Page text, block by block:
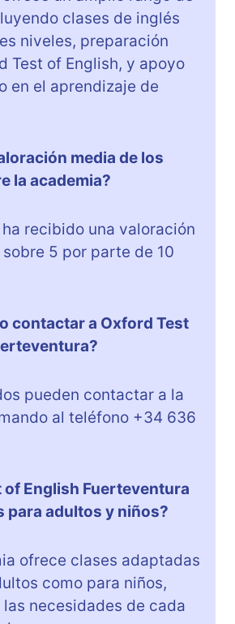
clases de inglés
niveles, preparación
Test of English, y apoyo
en el aprendizaje de
media de los
la academia?
recibido una valoración
5 por parte de 10
contactar a Oxford Test
pueden contactar a la
al teléfono +34 636
of English Fuerteventura
para adultos y niños?
ofrece clases adaptadas
como para niños,
necesidades de cada